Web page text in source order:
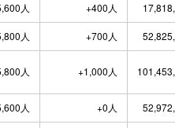
人 +400人
人 +700人
人 +1,000人
人 +0人